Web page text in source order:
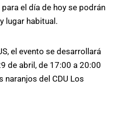
el día de hoy se podrán
lugar habitual.
el evento se desarrollará
de abril, de 17:00 a 20:00
naranjos del CDU Los